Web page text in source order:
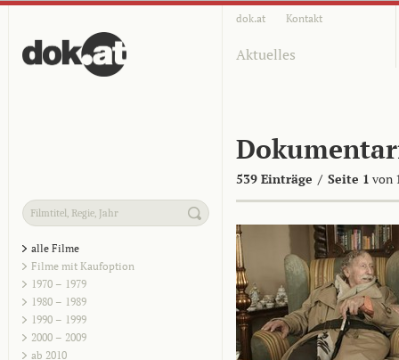
dok.at Kontakt
Aktuelles
539 Einträge / Seite 1 von
alle Filme
Filme mit Kaufoption
1970 – 1979
1980 – 1989
1990 – 1999
2000 – 2009
ab 2010